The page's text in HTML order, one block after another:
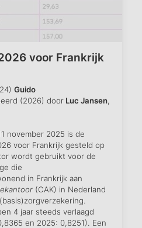
voor Frankrijk
Guido
(2026) door Luc Jansen,
november 2025 is de
voor Frankrijk gesteld op
wordt gebruikt voor de
die
in Frankrijk aan
(CAK) in Nederland
4 jaar steeds verlaagd
en 2025: 0,8251). Een